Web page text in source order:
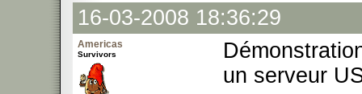
16-03-2008 18:36:29
Americas
Survivors
un serveur